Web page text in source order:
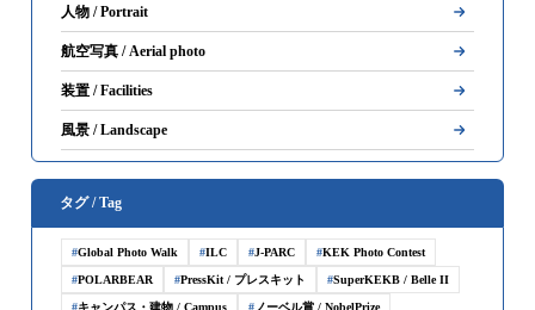
人物 / Portrait
航空写真 / Aerial photo
装置 / Facilities
風景 / Landscape
タグ / Tag
Global Photo Walk ILC J-PARC KEK Photo Contest
POLARBEAR PressKit / プレスキット SuperKEKB / Belle II
キャンパス・建物 / Campus ノーベル賞 / NobelPrize